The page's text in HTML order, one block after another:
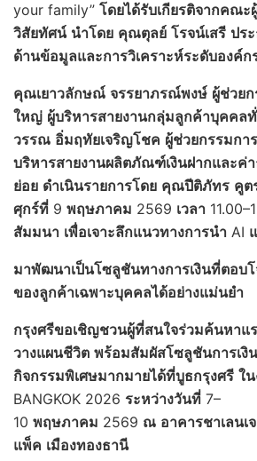
your family” โดยได้รับเกียรติจากคณ
วิสัยทัศน์ นำโดย คุณตุลย์ โรจน์เสรี ปร
ด้านข้อมูลและการวิเคราะห์ระดับองค์ก
คุณเยาวลักษณ์ จรรยาภรณ์พงษ์ ผู้ช่วย
ใหญ่ ผู้บริหารสายงานกลุ่มลูกค้าบุคคล
วรรณ อิ่มฤทัยเจริญโชค ผู้ช่วยกรรมกา
บริหารสายงานผลิตภัณฑ์เงินฝากและค่
ย่อย ดำเนินรายการโดย คุณปีติภัทร คูต
ศุกร์ที่ 9 พฤษภาคม 2569 เวลา
สัมมนา เพื่อเจาะลึกแนวทางการนำ AI
มาพัฒนาเป็นโซลูชันทางการเงินที่ตอบ
ของลูกค้าเฉพาะบุคคลได้อย่างแม่นยำ
กรุงศรีขอเชิญชวนผู้ที่สนใจร่วมค้นหาแ
วางแผนชีวิต พร้อมสัมผัสโซลูชันการเงิ
กิจกรรมพิเศษมากมายได้ที่บูธกรุงศรี ใ
BANGKOK 2026 ระหว่างวันที่ 7–
10 พฤษภาคม 2569 ณ อาคารชาเลนเ
แพ็ค เมืองทองธานี